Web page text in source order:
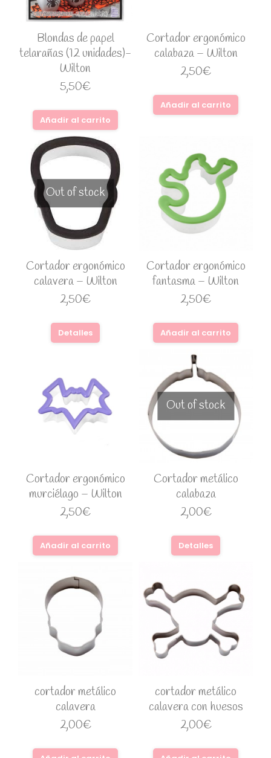
Blondas de papel
telarañas (12 unidades)-
Wilton
5,50€
Añadir al carrito
Cortador ergonómico
calabaza – Wilton
2,50€
Añadir al carrito
Out of stock
Cortador ergonómico
calavera – Wilton
2,50€
Detalles
Cortador ergonómico
fantasma – Wilton
2,50€
Añadir al carrito
Cortador ergonómico
murciélago – Wilton
2,50€
Añadir al carrito
Out of stock
Cortador metálico
calabaza
2,00€
Detalles
cortador metálico
calavera
2,00€
cortador metálico
calavera con huesos
2,00€